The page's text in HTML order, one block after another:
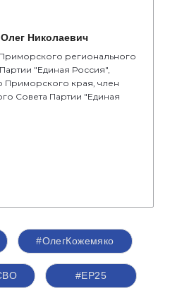
Николаевич
регионального
"Единая Россия",
Приморского края, член
Совета Партии "Единая
#ОлегКожемяко
#ЕР25